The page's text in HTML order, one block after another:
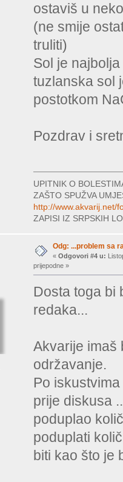
ostaviš u
(ne smije
truliti)
Sol je
tuzlanska sol
postotkom
Pozdrav i
UPITNIK O
ZAŠTO SPUŽVA
http://www.akvarij.net/
ZAPISI IZ SRPSKIH
Odg: ...problem sa
« Odgovori #4 u:
prijepodne »
Dosta toga bi
redaka...
Akvarije imaš
održavanje.
Po
prije diskusa
poduplao
poduplati
biti kao što je